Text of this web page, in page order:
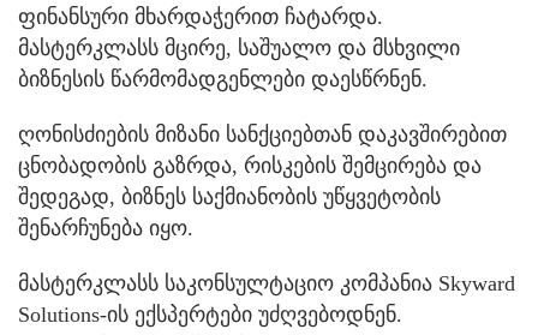
ფინანსური მხარდაჭერით ჩატარდა.
მასტერკლასს მცირე, საშუალო და მსხვილი
ბიზნესის წარმომადგენლები დაესწრნენ.
ღონისძიების მიზანი სანქციებთან დაკავშირებით
ცნობადობის გაზრდა, რისკების შემცირება და
შედეგად, ბიზნეს საქმიანობის უწყვეტობის
შენარჩუნება იყო.
მასტერკლასს საკონსულტაციო კომპანია Skyward
Solutions-ის ექსპერტები უძღვებოდნენ.